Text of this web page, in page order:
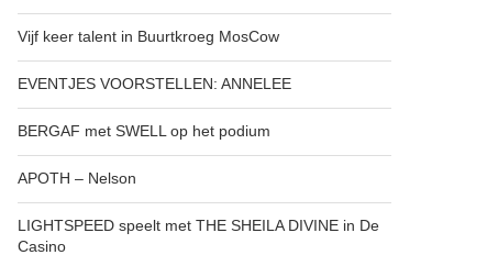
Vijf keer talent in Buurtkroeg MosCow
EVENTJES VOORSTELLEN: ANNELEE
BERGAF met SWELL op het podium
APOTH – Nelson
LIGHTSPEED speelt met THE SHEILA DIVINE in De
Casino